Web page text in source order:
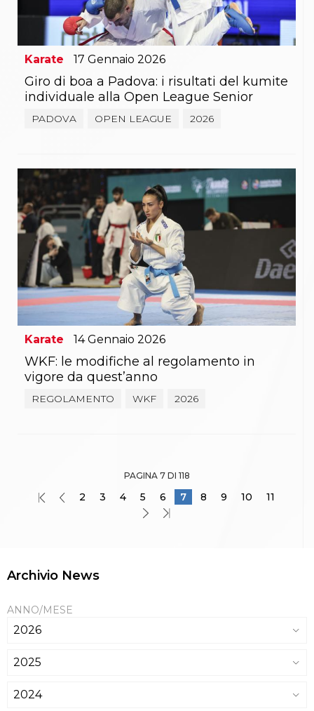
Karate 17 Gennaio 2026
Giro di boa a Padova: i risultati del kumite
individuale alla Open League Senior
PADOVA OPEN LEAGUE 2026
Karate 14Gennaio 2026
WKF: le modifiche al regolamento in
vigore da quest’anno
REGOLAMENTO WKF 2026
PAGINA 7 DI 118
2 3 4 5 6 7 8 9 10 11
Archivio News
ANNO/MESE
2026
2025
2024